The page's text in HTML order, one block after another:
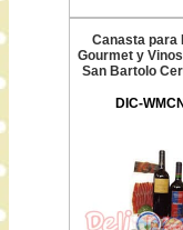
Canasta para
Gourmet y
San Bartolo
DIC-